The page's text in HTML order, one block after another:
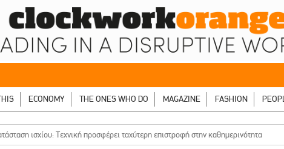
ECONOMY THE ONES WHO DO MAGAZINE FASHION
ισχίου: Τεχνική προσφέρει ταχύτερη επιστροφή στην καθημερινότητα